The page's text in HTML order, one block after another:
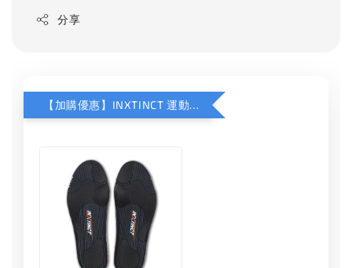
分享
【加購優惠】INXTINCT 運動款鞋墊